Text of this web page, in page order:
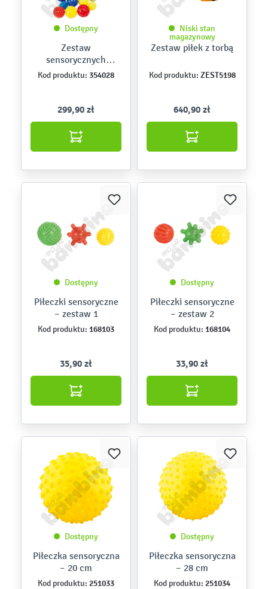
Dostępny
Zestaw
sensorycznych
piłeczek
Kod produktu: 354028
299,90 zł
Niski stan
magazynowy
Zestaw piłek z torbą
Kod produktu: ZEST5198
640,90 zł
Dostępny
Piłeczki sensoryczne
– zestaw 1
Kod produktu: 168103
35,90 zł
Dostępny
Piłeczki sensoryczne
– zestaw 2
Kod produktu: 168104
33,90 zł
Dostępny
Piłeczka sensoryczna
– 20 cm
Kod produktu: 251033
Dostępny
Piłeczka sensoryczna
– 28 cm
Kod produktu: 251034